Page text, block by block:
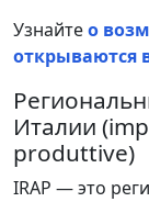
Узнайтео
открываются
Италии
produttive)
IRAP — это